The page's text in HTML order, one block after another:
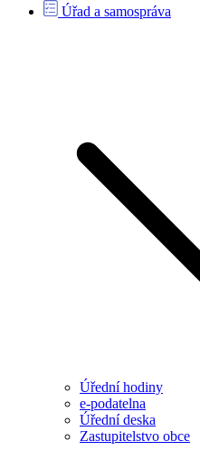
Úřad a samospráva
Úřední hodiny
e-podatelna
Úřední deska
Zastupitelstvo obce